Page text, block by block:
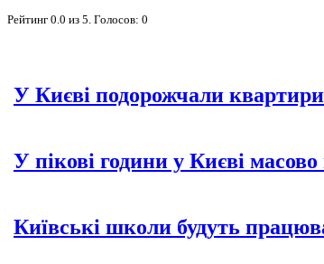
Рейтинг 0.0 из 5 . Голосов: 0
У Києві подорожчали квартири
У пікові години у Києві
Київські школи будуть